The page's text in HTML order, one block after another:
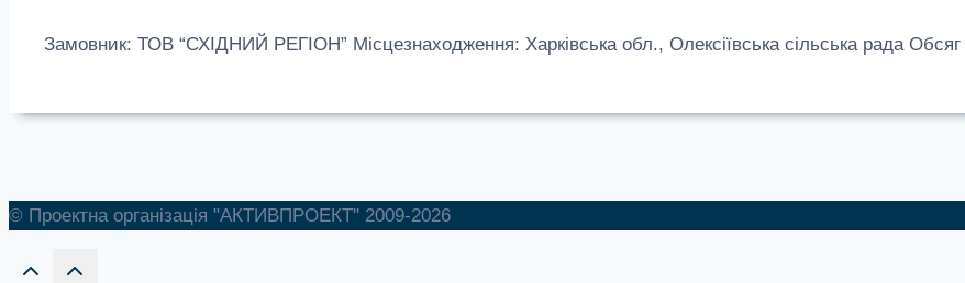
Замовник: ТОВ “СХІДНИЙ РЕГІОН” Місцезнаходження: Харківська обл., Олексіївська сільська рада Обсяг
© Проектна організація "АКТИВПРОЕКТ" 2009-2026